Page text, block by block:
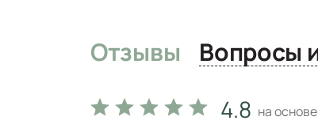
Отзывы
4.8 на основе